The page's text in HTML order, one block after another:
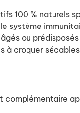
100 % naturels
système
ou
à croquer
complémentaire